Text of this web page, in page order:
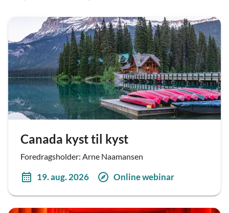
Canada kyst til kyst
Foredragsholder: Arne Naamansen
19. aug. 2026 Online webinar